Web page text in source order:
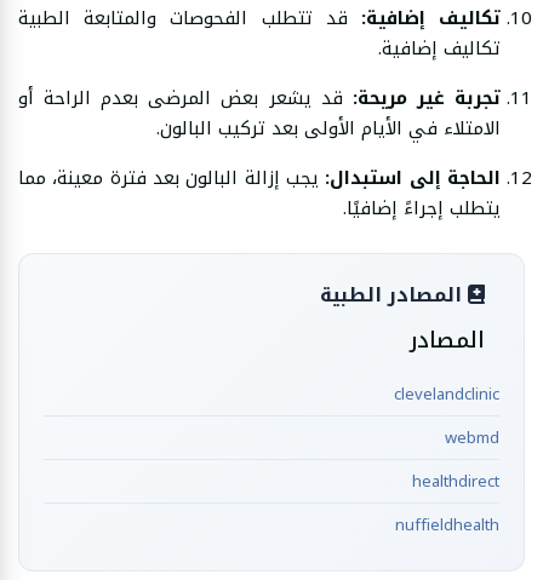
تكاليف إضافية: قد تتطلب الفحوصات والمتابعة الطبية
تكاليف إضافية.
تجربة غير مريحة: قد يشعر بعض المرضى بعدم الراحة أو
الامتلاء في الأيام الأولى بعد تركيب البالون.
الحاجة إلى استبدال: يجب إزالة البالون بعد فترة معينة، مما
يتطلب إجراءً إضافيًا.
المصادر الطبية
المصادر
clevelandclinic
webmd
healthdirect
nuffieldhealth